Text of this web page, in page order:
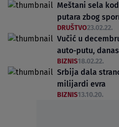
Meštani sela
putara zbog
DRUŠTVO23.02.22.
Vučić u
auto-putu,
BIZNIS18.02.22.
Srbija dala
milijardi evra
BIZNIS13.10.20.